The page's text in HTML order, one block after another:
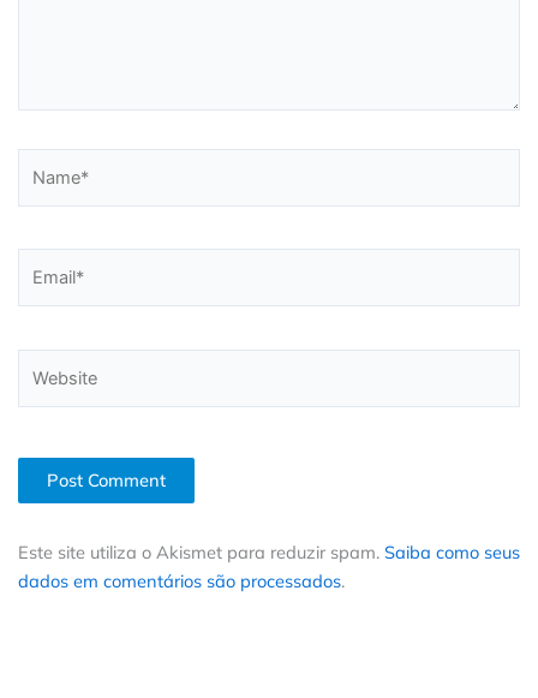
Este site utiliza o Akismet para reduzir spam. Saiba como seus
dados em comentários são processados.